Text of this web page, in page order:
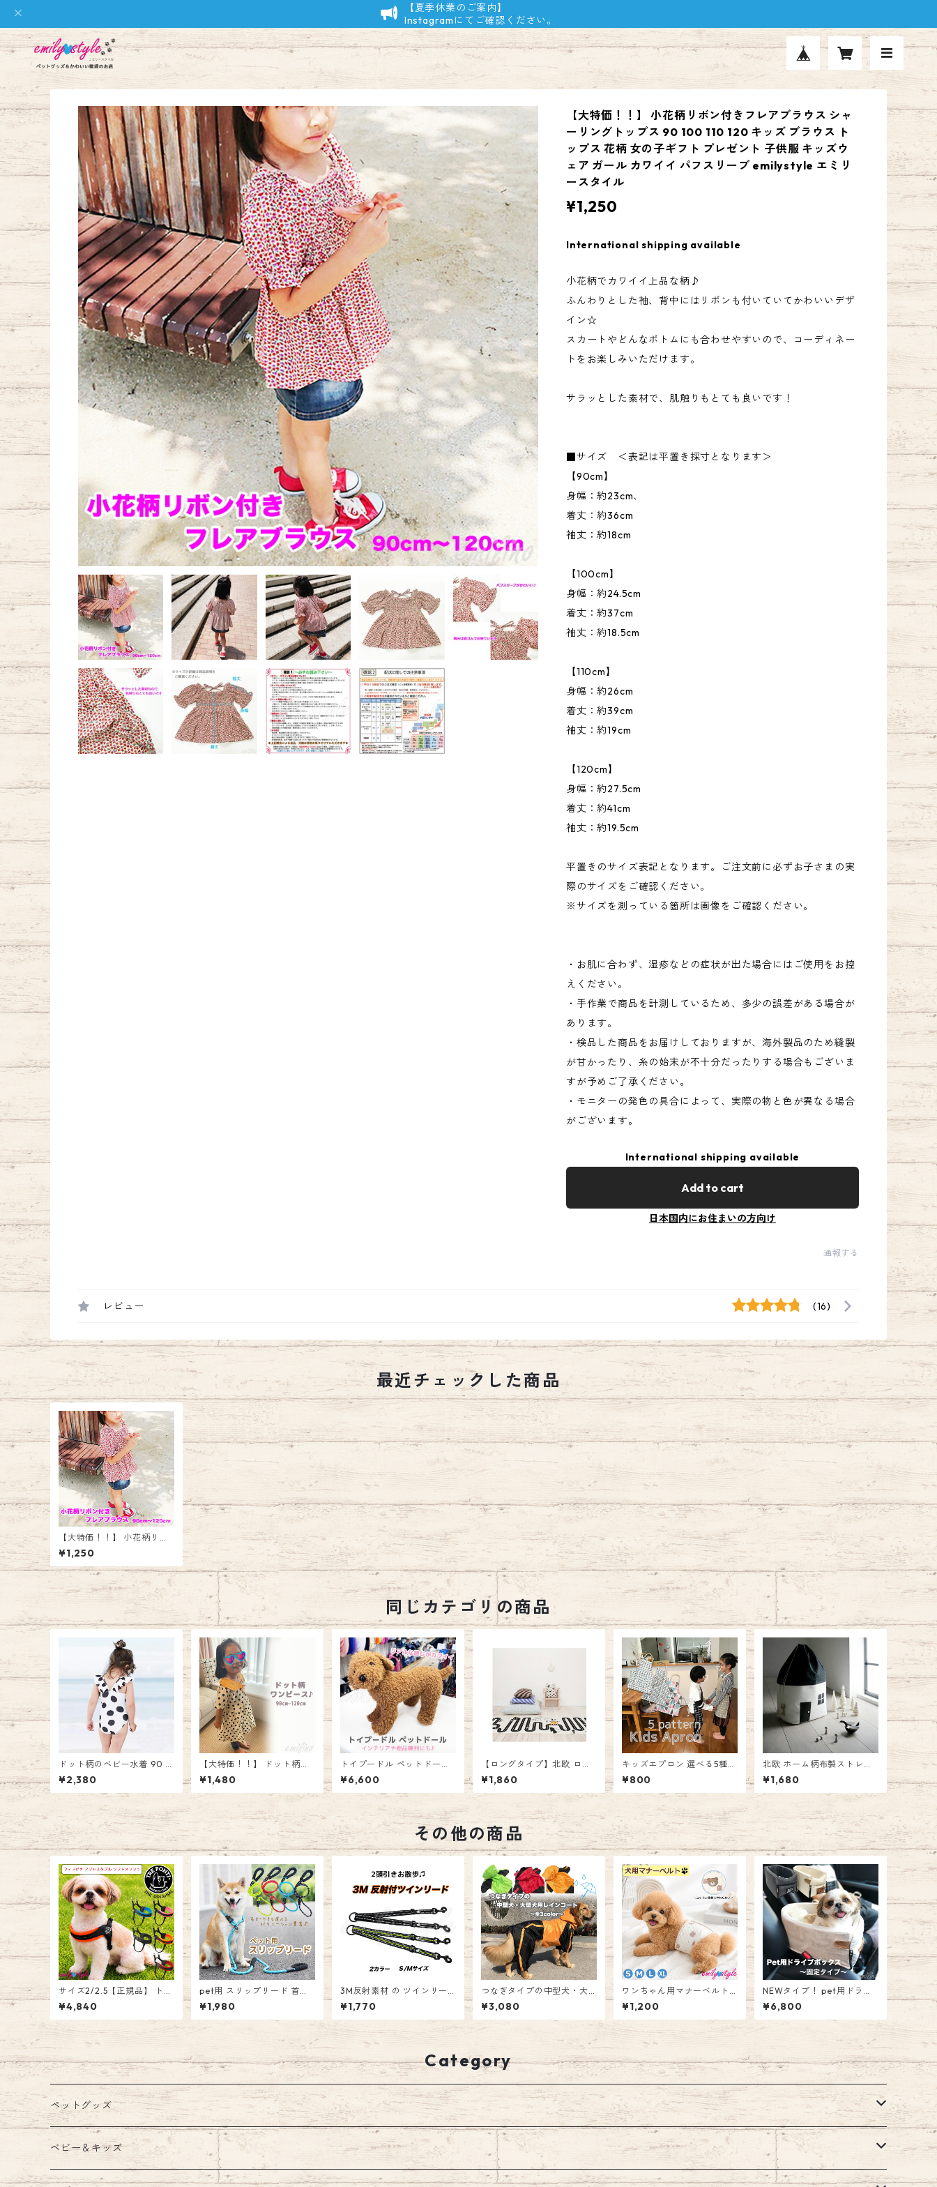
【夏季休業のご案内】
Instagramにてご確認ください。
【大特価！！】 小花柄リボン付きフレアブラウス シャ
ーリングトップス 90 100 110 120 キッズ ブラウス ト
ップス 花柄 女の子ギフト プレゼント 子供服 キッズウ
ェア ガール カワイイ パフスリーブ emilystyle エミリ
ースタイル
¥1,250
International shipping available
小花柄でカワイイ上品な柄♪
ふんわりとした袖、背中にはリボンも付いていてかわいいデザ
イン☆
スカートやどんなボトムにも合わせやすいので、コーディネー
トをお楽しみいただけます。
サラッとした素材で、肌触りもとても良いです！
■サイズ ＜表記は平置き採寸となります＞
【90cm】
身幅：約23cm、
着丈：約36cm
袖丈：約18cm
【100cm】
身幅：約24.5cm
着丈：約37cm
袖丈：約18.5cm
【110cm】
身幅：約26cm
着丈：約39cm
袖丈：約19cm
【120cm】
身幅：約27.5cm
着丈：約41cm
袖丈：約19.5cm
平置きのサイズ表記となります。ご注文前に必ずお子さまの実
際のサイズをご確認ください。
※サイズを測っている箇所は画像をご確認ください。
・お肌に合わず、湿疹などの症状が出た場合にはご使用をお控
えください。
・手作業で商品を計測しているため、多少の誤差がある場合が
あります。
・検品した商品をお届けしておりますが、海外製品のため縫製
が甘かったり、糸の始末が不十分だったりする場合もございま
すが予めご了承ください。
・モニターの発色の具合によって、実際の物と色が異なる場合
がございます。
International shipping available
Add to cart
日本国内にお住まいの方向け
通報する
レビュー (16)
最近チェックした商品
【大特価！！】 小花柄リボ
ン付きフレアブラウス シャ
ーリングトップス 90 100 11
0 120 キッズ ブラウス トッ
プス 花柄 女の子ギフト プレ
ゼント 子供服 キッズウェア
ガール カワイイ パフスリー
ブ emilystyle エミリースタ
イル
¥1,250
同じカテゴリの商品
ドット柄のベビー水着 90 1
00 110 120 スイムウェア
キッズ ガール 女の子 ワンピ
ース 水着 ベビー 水玉 子ど
も 肩ひも ドット パイピング
プレゼント ギフト エミリー
スタイル emilystyle
¥2,380
【大特価！！】 ドット柄ワ
ンピース 水玉 90 100 110 1
20 キッズ ベビー ワンピー
ス ドット 女の子 ギフト 襟
ー服 キッズウェア ベビーウ
ェア ガール カワイイ かわい
い emilystyle エミリースタ
イル
¥1,480
トイプードル ペットドール
トルソードール モノトーン
マネキン 犬 ドッグ モデル
撮影 ペット用品撮影 インテ
リア ぬいぐるみ ディスプ
レイ 商品 人形 リアル風 ワ
ンダードッグ エミリースタ
イル emilystyle 80B
¥6,600
【ロングタイプ】北欧 ロー
ドマップ ラグ ＜タイプ3＞ 1
72×71 細長 プレイマット 敷
物 道路 サーキット ベビー
エミリースタイル emilystyl
e
¥1,860
キッズエプロン 選べる5種類
モノトーン チェック トライ
アングル おしゃれ キッズ 調
理 北欧柄 シンプルデザイン
親子 お揃い emilystyle エミ
リースタイル
¥800
北欧 ホーム柄布製ストレー
ジバッグ 家 HOME ホーム
ストレージ 収納 袋 ファブリ
ック おもちゃ入れ お片付け
スタイル emilystyle
¥1,680
その他の商品
サイズ2/2.5【正規品】 トレ
ポンティ Tre Ponti フィッ
ビア アジャスタブル ソフト
メッシュ Fibbia adjustable
type SOFT MESH ハーネス
イタリアンブランド イタリ
ゃれ お散歩 簡単装着 エミリ
ースタイル emilystyle
¥4,840
pet用 スリップリード 首輪
一体型リード しつけリード
ラウンドリード 犬 ドッグ ペ
ット クライミングロープ 引
輪リード一体型 お散歩 お出
かけ ロープ 丈夫 120cm 18
0cm ソフトスポンジハンド
ル エミリースタイル emilys
tyle
¥1,980
3M反射素材 の ツインリー
ド ☆ ダブルリード 2頭引き
用リード お散歩 お出かけ 犬
ペット ダブル アタッチメン
ト 反射 多頭飼い 長さ調節可
リード 2頭引き 兄弟 姉妹 エ
ミリースタイル emilystyle
¥1,770
つなぎタイプの中型犬・大
型犬用レインコート 雨具 カ
ッパ 中型犬 大型犬 犬用 ペ
ット用 つなぎ 足つき ボタン
出かけ ペットウェア ドッグ
ウェア エミリースタイル e
milystyle
¥3,080
ワンちゃん用マナーベルト
☆ マナーウェア 男の子 スト
レッチ マナーパッド マナー
バンド マーキング防止対策
しつけ トイレ失敗 介護用 ペ
ット emilystyle
¥1,200
NEWタイプ！ pet用ドライ
ブボックス〜固定タイプ〜
ドライブベッド 犬猫兼用 小
型犬 ペット 犬 猫 車用シー
クト コンソールボックス ア
ームレスト emilystyle エミ
リースタイル 100B
¥6,800
Category
ペットグッズ
ウェア
ベビー＆キッズ